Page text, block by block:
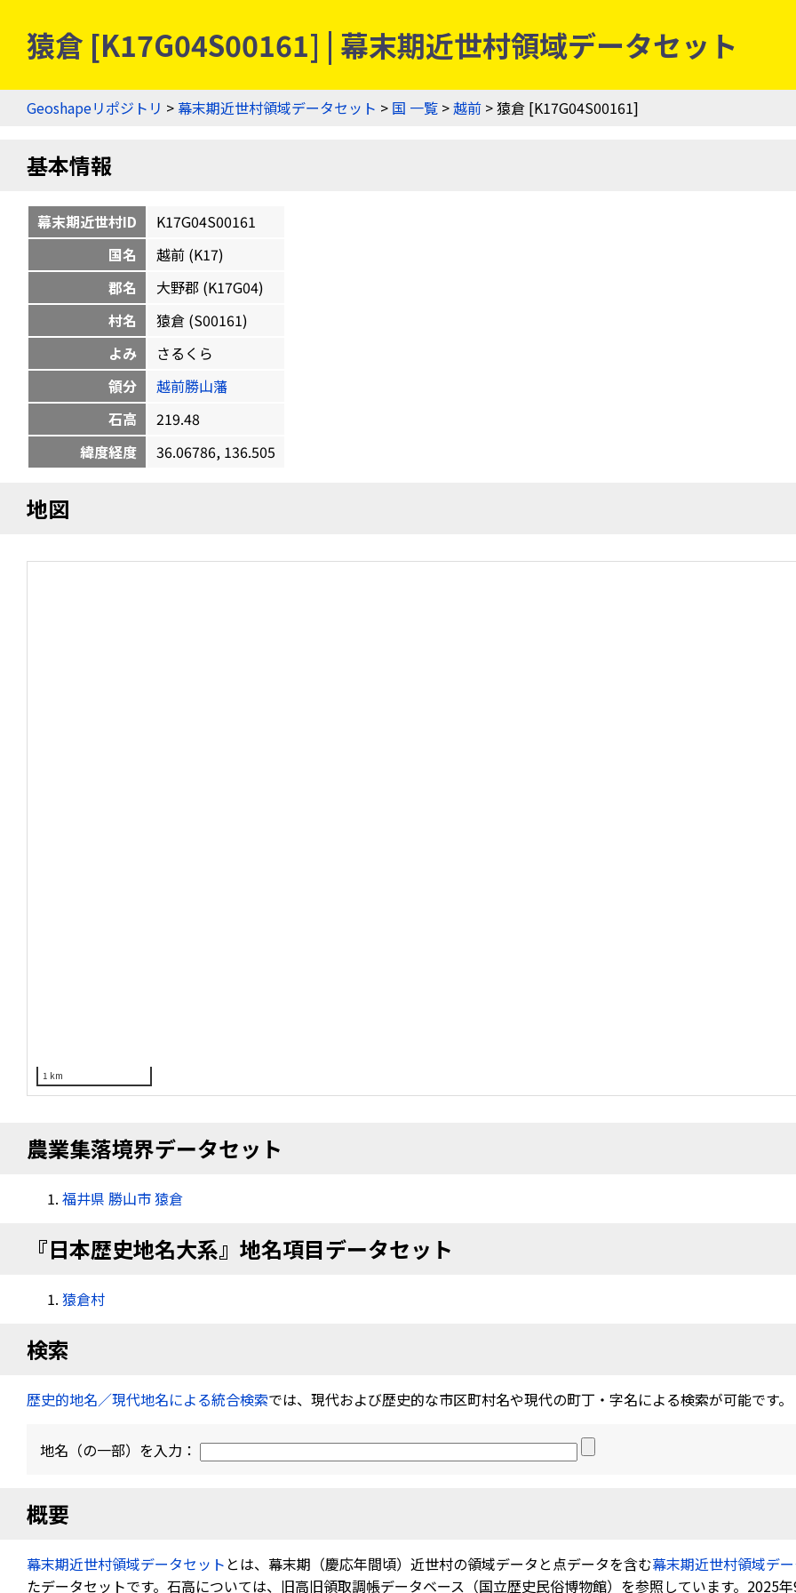
猿倉 [K17G04S00161] | 幕末期近世村領域データセット
Geoshapeリポジトリ > 幕末期近世村領域データセット > 国 一覧 >越前 > 猿倉 [K17G04S00161]
基本情報
幕末期近世村ID
K17G04S00161
国名
越前 (K17)
郡名
大野郡 (K17G04)
村名
猿倉 (S00161)
よみ
さるくら
領分
越前勝山藩
石高
219.48
緯度経度
36.06786, 136.505
地図
1 km
農業集落境界データセット
福井県 勝山市 猿倉
『日本歴史地名大系』地名項目データセット
猿倉村
検索
歴史的地名／現代地名による統合検索では、現代および歴史的な市区町村名や現代の町丁・字名による検索が可能です。
地名（の一部）を入力：
概要
幕末期近世村領域データセット とは、幕末期（慶応年間頃）近世村の領域データと点データを含む幕末期近世村領域デ
たデータセットです。石高については、旧高旧領取調帳データベース（国立歴史民俗博物館）を参照しています。2025